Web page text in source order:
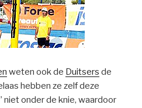
weten ook de Duitsers de
hebben ze zelf deze
niet onder de knie, waardoor